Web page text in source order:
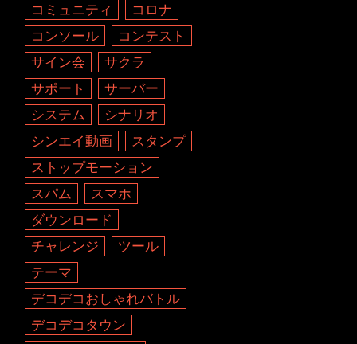
コミュニティ
コロナ
コンソール
コンテスト
サイン会
サクラ
サポート
サーバー
システム
シナリオ
シンエイ動画
スタンプ
ストップモーション
スパム
スマホ
ダウンロード
チャレンジ
ツール
テーマ
デコデコおしゃれバトル
デコデコタウン